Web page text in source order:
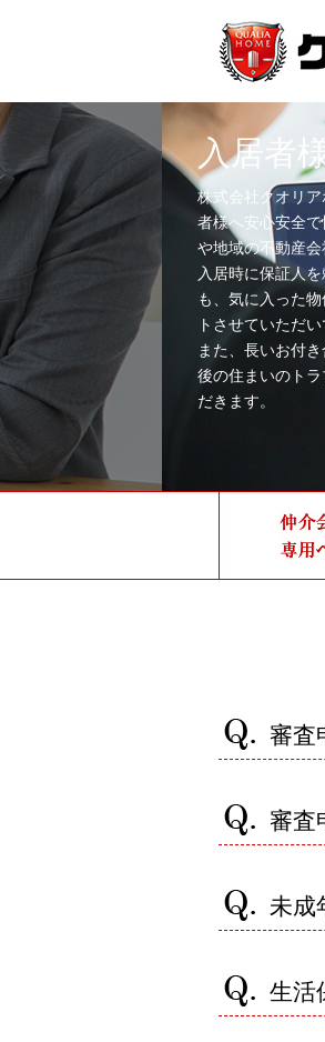
入居者
株式会社クオリ
者様へ安心安全
や地域の不動産会
入居時に保証人
も、気に入った
トさせていただい
また、長いお付
後の住まいのト
だきます。
審査
審査
未成
生活